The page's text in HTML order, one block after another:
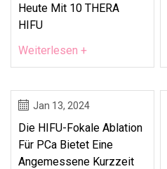
Heute Mit 10 THERA
HIFU
Weiterlesen +
Jan 13, 2024
Die HIFU-Fokale Ablation
Für PCa Bietet Eine
Angemessene Kurzzeit